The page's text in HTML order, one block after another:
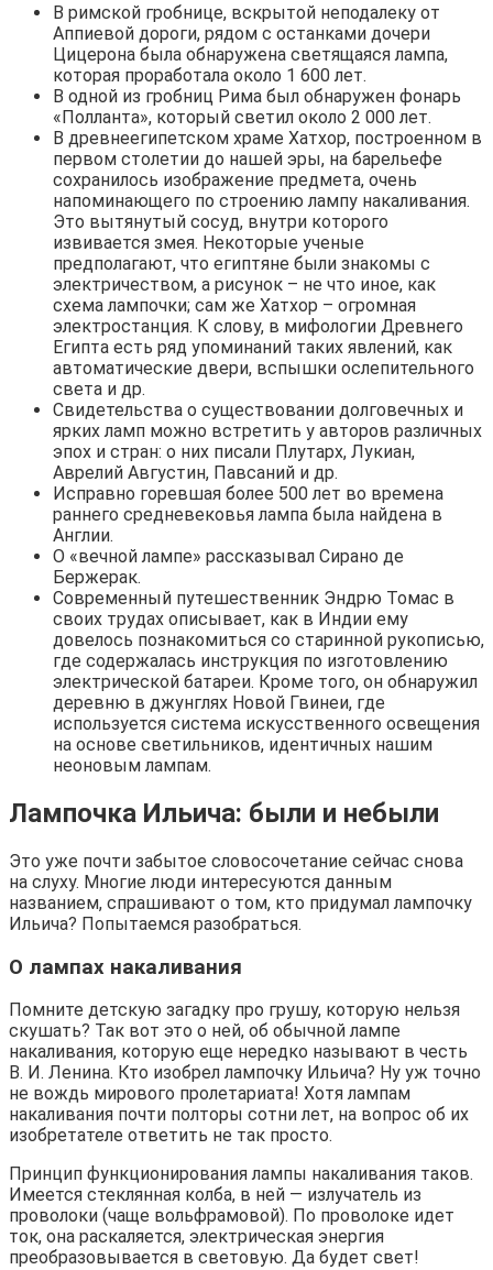
В римской гробнице, вскрытой неподалеку от
Аппиевой дороги, рядом с останками дочери
Цицерона была обнаружена светящаяся лампа,
которая проработала около 1 600 лет.
В одной из гробниц Рима был обнаружен фонарь
«Полланта», который светил около 2 000 лет.
В древнеегипетском храме Хатхор, построенном в
первом столетии до нашей эры, на барельефе
сохранилось изображение предмета, очень
напоминающего по строению лампу накаливания.
Это вытянутый сосуд, внутри которого
извивается змея. Некоторые ученые
предполагают, что египтяне были знакомы с
электричеством, а рисунок – не что иное, как
схема лампочки; сам же Хатхор – огромная
электростанция. К слову, в мифологии Древнего
Египта есть ряд упоминаний таких явлений, как
автоматические двери, вспышки ослепительного
света и др.
Свидетельства о существовании долговечных и
ярких ламп можно встретить у авторов различных
эпох и стран: о них писали Плутарх, Лукиан,
Аврелий Августин, Павсаний и др.
Исправно горевшая более 500 лет во времена
раннего средневековья лампа была найдена в
Англии.
О «вечной лампе» рассказывал Сирано де
Бержерак.
Современный путешественник Эндрю Томас в
своих трудах описывает, как в Индии ему
довелось познакомиться со старинной рукописью,
где содержалась инструкция по изготовлению
электрической батареи. Кроме того, он обнаружил
деревню в джунглях Новой Гвинеи, где
используется система искусственного освещения
на основе светильников, идентичных нашим
неоновым лампам.
Лампочка Ильича: были и небыли
Это уже почти забытое словосочетание сейчас снова
на слуху. Многие люди интересуются данным
названием, спрашивают о том, кто придумал лампочку
Ильича? Попытаемся разобраться.
О лампах накаливания
Помните детскую загадку про грушу, которую нельзя
скушать? Так вот это о ней, об обычной лампе
накаливания, которую еще нередко называют в честь
В. И. Ленина. Кто изобрел лампочку Ильича? Ну уж точно
не вождь мирового пролетариата! Хотя лампам
накаливания почти полторы сотни лет, на вопрос об их
изобретателе ответить не так просто.
Принцип функционирования лампы накаливания таков.
Имеется стеклянная колба, в ней — излучатель из
проволоки (чаще вольфрамовой). По проволоке идет
ток, она раскаляется, электрическая энергия
преобразовывается в световую. Да будет свет!